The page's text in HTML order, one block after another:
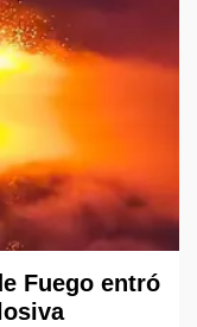
Fuego entró